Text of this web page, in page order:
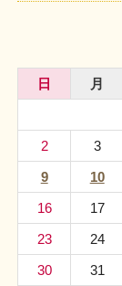
日 月
2
3
9
10
16
17
23
24
30
31